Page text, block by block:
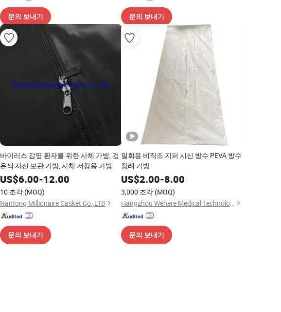
문의 보내기 문의 보내기
바이러스 감염 환자를 위한 사체 가방, 검
은색 시신 보관 가방, 사체 저장용 가방
US$6.00-12.00
10 조각 (MOQ)
Nantong Millionaire Casket Co.,LTD
문의 보내기
일회용 비직조 지퍼 시신 방수 PEVA 방수
장례 가방
US$2.00-8.00
3,000 조각 (MOQ)
Hangzhou Wehere Medical Technology Co., Ltd.
문의 보내기